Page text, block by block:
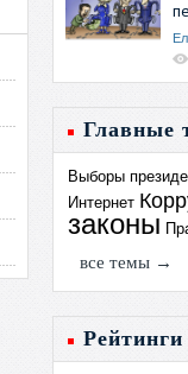
Главные
Выборы
Интернет
законы
все темы →
Рейтинги